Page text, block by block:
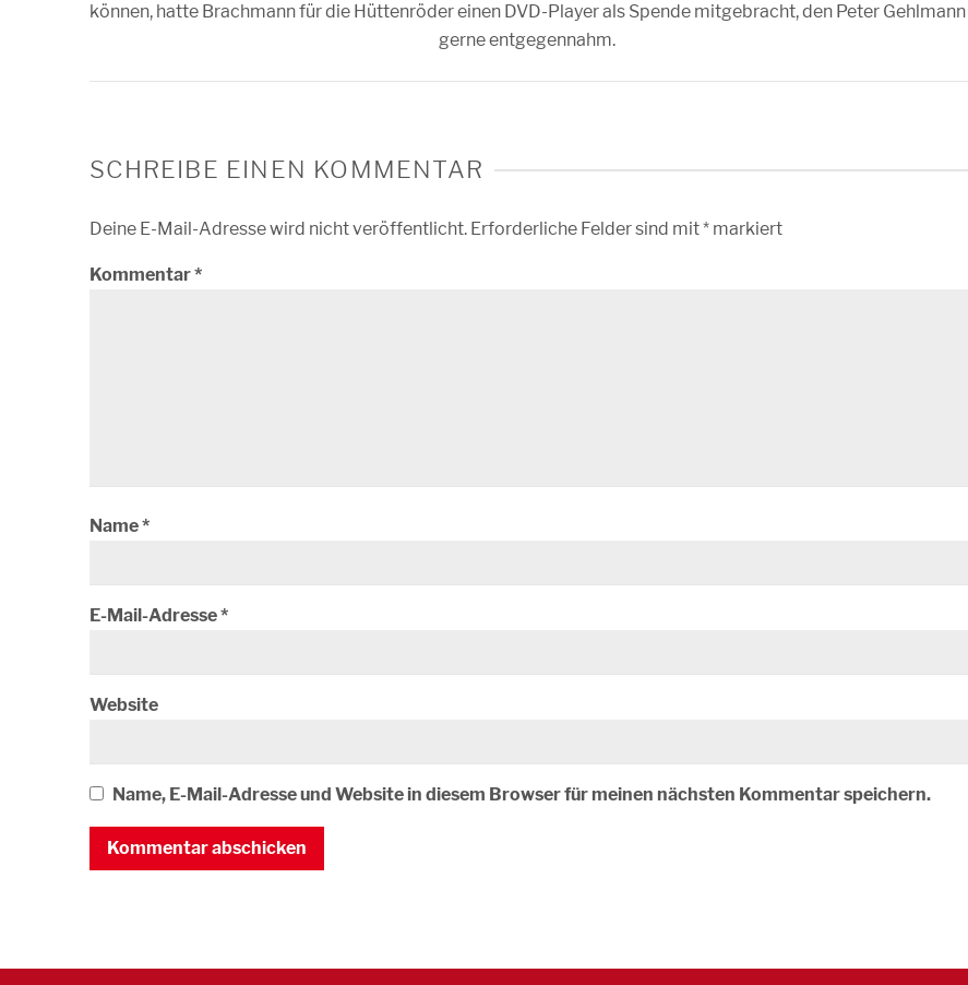
können, hatte Brachmann für die Hüttenröder einen DVD-Player als Spende mitgebracht, den Peter Gehlmann
gerne entgegennahm.
SCHREIBE EINEN KOMMENTAR
Deine E-Mail-Adresse wird nicht veröffentlicht. Erforderliche Felder sind mit* markiert
Kommentar*
Name*
E-Mail-Adresse*
Website
Name, E-Mail-Adresse und Website in diesem Browser für meinen nächsten Kommentar speichern.